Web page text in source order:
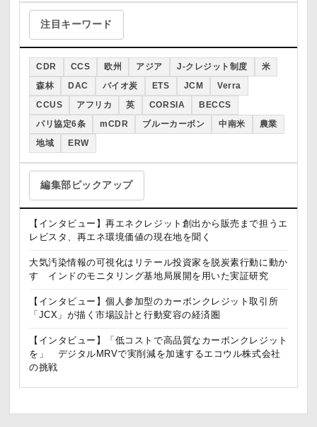
注目キーワード
CDR CCS 欧州 アジア J-クレジット制度 米
森林 DAC バイオ炭 ETS JCM Verra
CCUS アフリカ 英 CORSIA BECCS
パリ協定6条 mCDR ブルーカーボン 中南米 農業
地域 ERW
編集部ピックアップ
【インタビュー】再エネクレジット創出から販売まで担うエ
レビスタ、再エネ環境価値の現在地を聞く
大気汚染情報の可視化はリテール投資家を脱炭素行動に動か
す インドのモニタリング基地局展開を用いた実証研究
【インタビュー】個人参加型のカーボンクレジット取引所
「JCX」が描く市場設計と行動変容の経済圏
【インタビュー】「低コストで高品質なカーボンクレジット
を」 デジタルMRVで実削減を加速するエコウル株式会社
の挑戦